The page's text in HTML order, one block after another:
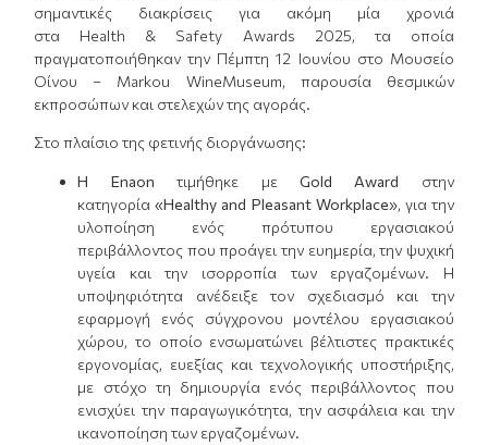
σημαντικές διακρίσεις για ακόμη μία χρονιά
στα Health & Safety Awards 2025, τα οποία
πραγματοποιήθηκαν την Πέμπτη 12 Ιουνίου στο Μουσείο
Οίνου – Markou WineMuseum, παρουσία θεσμικών
εκπροσώπων και στελεχών της αγοράς.
Στο πλαίσιο της φετινής διοργάνωσης:
Η Enaon τιμήθηκε με Gold Award στην
κατηγορία«Healthy and Pleasant Workplace», για την
υλοποίηση ενός πρότυπου εργασιακού
περιβάλλοντος που προάγει την ευημερία, την ψυχική
υγεία και την ισορροπία των εργαζομένων. Η
υποψηφιότητα ανέδειξε τον σχεδιασμό και την
εφαρμογή ενός σύγχρονου μοντέλου εργασιακού
χώρου, το οποίο ενσωματώνει βέλτιστες πρακτικές
εργονομίας, ευεξίας και τεχνολογικής υποστήριξης,
με στόχο τη δημιουργία ενός περιβάλλοντος που
ενισχύει την παραγωγικότητα, την ασφάλεια και την
ικανοποίηση των εργαζομένων.